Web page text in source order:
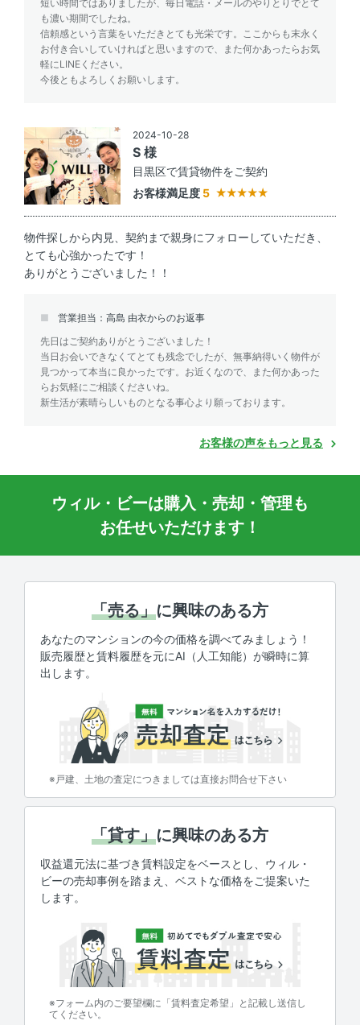
短い時間ではありましたが、毎日電話・メールのやりとりでとて
も濃い期間でしたね。
信頼感という言葉をいただきとても光栄です。ここからも末永く
お付き合いしていければと思いますので、また何かあったらお気
軽にLINEください。
今後ともよろしくお願いします。
2024-10-28
S 様
目黒区で賃貸物件をご契約
お客様満足度 5
物件探しから内見、契約まで親身にフォローしていただき、
とても心強かったです！
ありがとうございました！！
営業担当：高島 由衣からのお返事
先日はご契約ありがとうございました！
当日お会いできなくてとても残念でしたが、無事納得いく物件が
見つかって本当に良かったです。お近くなので、また何かあった
らお気軽にご相談くださいね。
新生活が素晴らしいものとなる事心より願っております。
お客様の声をもっと見る
ウィル・ビーは購入・売却・管理も
お任せいただけます！
「売る」に興味のある方
あなたのマンションの今の価格を調べてみましょう！
販売履歴と賃料履歴を元にAI（人工知能）が瞬時に算
出します。
※戸建、土地の査定につきましては直接お問合せ下さい
「貸す」に興味のある方
収益還元法に基づき賃料設定をベースとし、ウィル・
ビーの売却事例を踏まえ、ベストな価格をご提案いた
します。
※フォーム内のご要望欄に「賃料査定希望」と記載し送信し
てください。